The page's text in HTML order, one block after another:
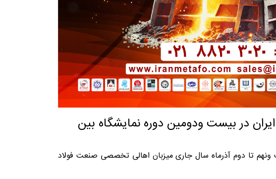
در بیست ودومین دوره نمایشگاه بین
ونهم تا دوم آذرماه سال جاری میزبان اهالی تخصصی صنعت فولاد